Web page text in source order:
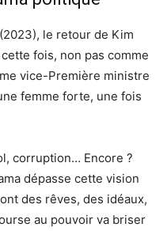
le retour de Kim
fois, non pas comme
vice-Première ministre
femme forte, une fois
corruption… Encore ?
dépasse cette vision
des rêves, des idéaux,
au pouvoir va briser